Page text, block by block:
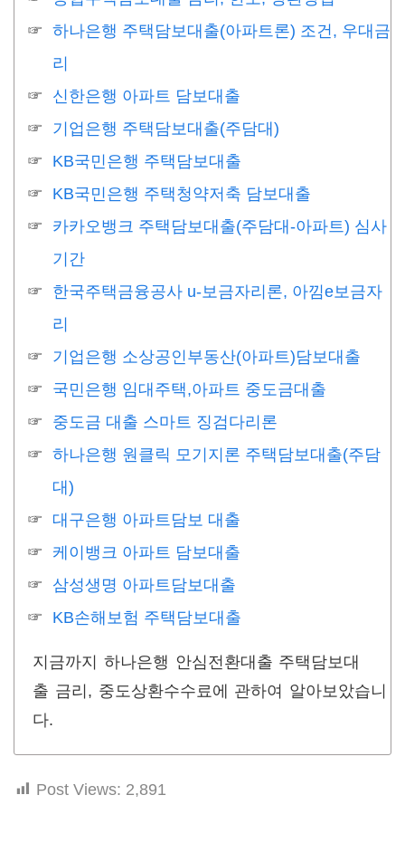
하나은행 주택담보대출(아파트론) 조건, 우대금
리
신한은행 아파트 담보대출
기업은행 주택담보대출(주담대)
KB국민은행 주택담보대출
KB국민은행 주택청약저축 담보대출
카카오뱅크 주택담보대출(주담대-아파트) 심사
기간
한국주택금융공사 u-보금자리론, 아낌e보금자
리
기업은행 소상공인부동산(아파트)담보대출
국민은행 임대주택,아파트 중도금대출
중도금 대출 스마트 징검다리론
하나은행 원클릭 모기지론 주택담보대출(주담
대)
대구은행 아파트담보 대출
케이뱅크 아파트 담보대출
삼성생명 아파트담보대출
KB손해보험 주택담보대출
지금까지 하나은행 안심전환대출 주택담보대
출 금리, 중도상환수수료에 관하여 알아보았습니
다.
Post Views: 2,891